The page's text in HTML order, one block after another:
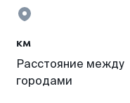
км
Расстояние между
городами